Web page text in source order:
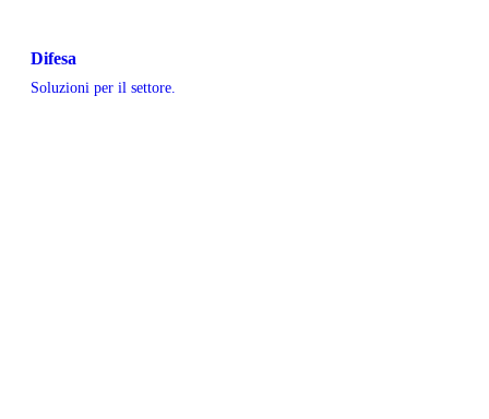
Difesa
Soluzioni per il settore.